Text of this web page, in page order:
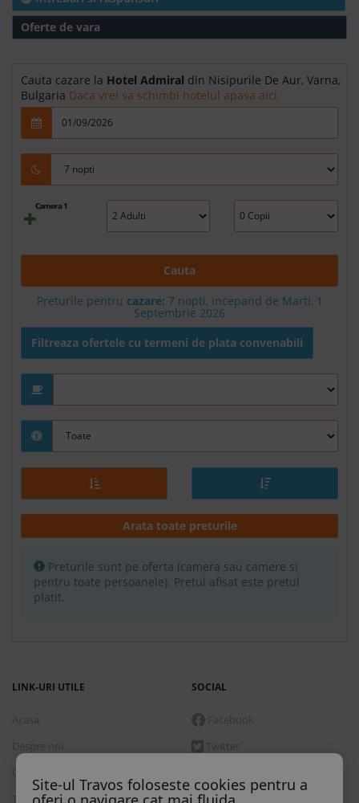
Oferte de vara
Cauta cazare la Hotel Admiral din Nisipurile De Aur, Varna,
Bulgaria Daca vrei sa schimbi hotelul apasa aici.
Camera 1
Cauta
Preturile pentru cazare: 7 nopti, incepand de Marti, 1
Septembrie 2026
Filtreaza ofertele cu termeni de plata convenabili
Arata toate preturile
Preturile sunt pe oferta (camera sau camere si
pentru toate persoanele). Pretul afisat este pretul
platit.
LINK-URI UTILE
Termeni si conditii
SOCIAL
Twitter
Skype
Site-ul Travos foloseste cookies pentru a